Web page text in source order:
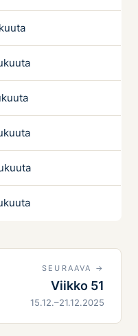
SEURAAVA →
Viikko 51
15.12.–21.12.2025